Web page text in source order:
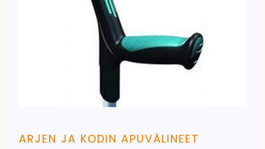
ARJEN JA KODIN APUVÄLINEET